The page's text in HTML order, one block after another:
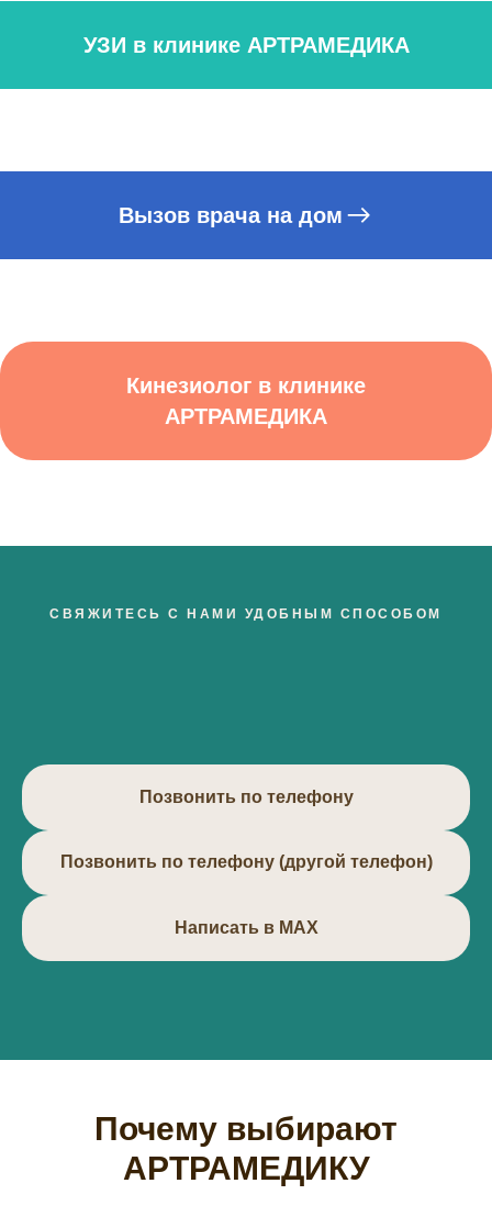
УЗИ в клинике АРТРАМЕДИКА
Вызов врача на дом
Кинезиолог в клинике
АРТРАМЕДИКА
СВЯЖИТЕСЬ С НАМИ УДОБНЫМ СПОСОБОМ
Позвонить по телефону
Позвонить по телефону (другой телефон)
Написать в МАХ
Почему выбирают
АРТРАМЕДИКУ